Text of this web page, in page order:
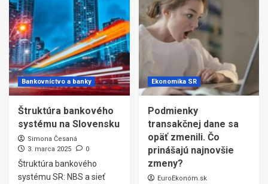
Bankovníctvo a banky
Štruktúra bankového
systému na Slovensku
Simona Česaná
3. marca 2025
0
Štruktúra bankového
systému SR: NBS a sieť
Ekonomika SR
Podmienky
transakčnej dane sa
opäť zmenili. Čo
prinášajú najnovšie
zmeny?
EuroEkonóm.sk